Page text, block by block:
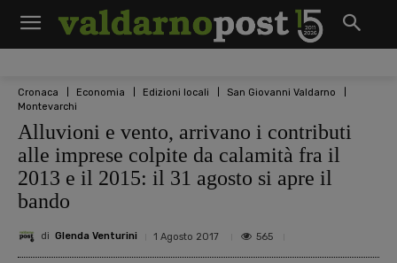
Cronaca Economia Edizioni locali
San Giovanni Valdarno
Montevarchi
Alluvioni e vento, arrivano i contributi
alle imprese colpite da calamità fra il
2013 e il 2015: il 31 agosto si apre il
bando
di Glenda Venturini 1 Agosto 2017 565